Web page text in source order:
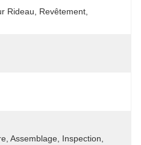
Rideau, Revêtement,
Assemblage, Inspection,